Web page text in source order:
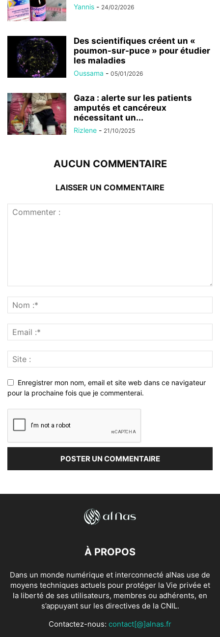
Yannis - 24/02/2026
Des scientifiques créent un «
poumon-sur-puce » pour étudier
les maladies
Oussama - 05/01/2026
Gaza : alerte sur les patients
amputés et cancéreux
nécessitant un...
Rizlene - 21/10/2025
AUCUN COMMENTAIRE
LAISSER UN COMMENTAIRE
Enregistrer mon nom, email et site web dans ce navigateur
pour la prochaine fois que je commenterai.
À PROPOS
Dans un monde numérique et interconnecté alNas use de
moyens techniques actuels pour protéger la Vie privée et
la liberté de ses utilisateurs, membres ou adhérents, en
s’appuyant sur les directives de la CNIL.
Contactez-nous: contact[@]alnas.fr